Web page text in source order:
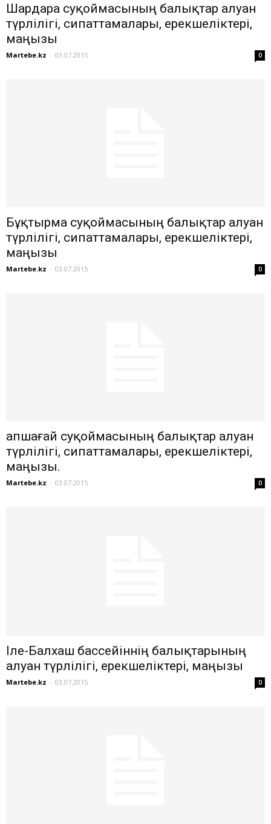
Шардара суқоймасының балықтар алуан
түрлілігі, сипаттамалары, ерекшеліктері,
маңызы
Martebe.kz - 03.07.2015 0
Бұқтырма суқоймасының балықтар алуан
түрлілігі, сипаттамалары, ерекшеліктері,
маңызы
Martebe.kz - 03.07.2015 0
Қапшағай суқоймасының балықтар алуан
түрлілігі, сипаттамалары, ерекшеліктері,
маңызы.
Martebe.kz - 03.07.2015 0
Іле-Балхаш бассейіннің балықтарының
алуан түрлілігі, ерекшеліктері, маңызы
Martebe.kz - 03.07.2015 0